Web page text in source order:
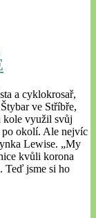
a cyklokrosař,
ve Stříbře,
kole využil svůj
po okolí. Ale nejvíc
Lewise. „My
kvůli korona
Teď jsme si ho